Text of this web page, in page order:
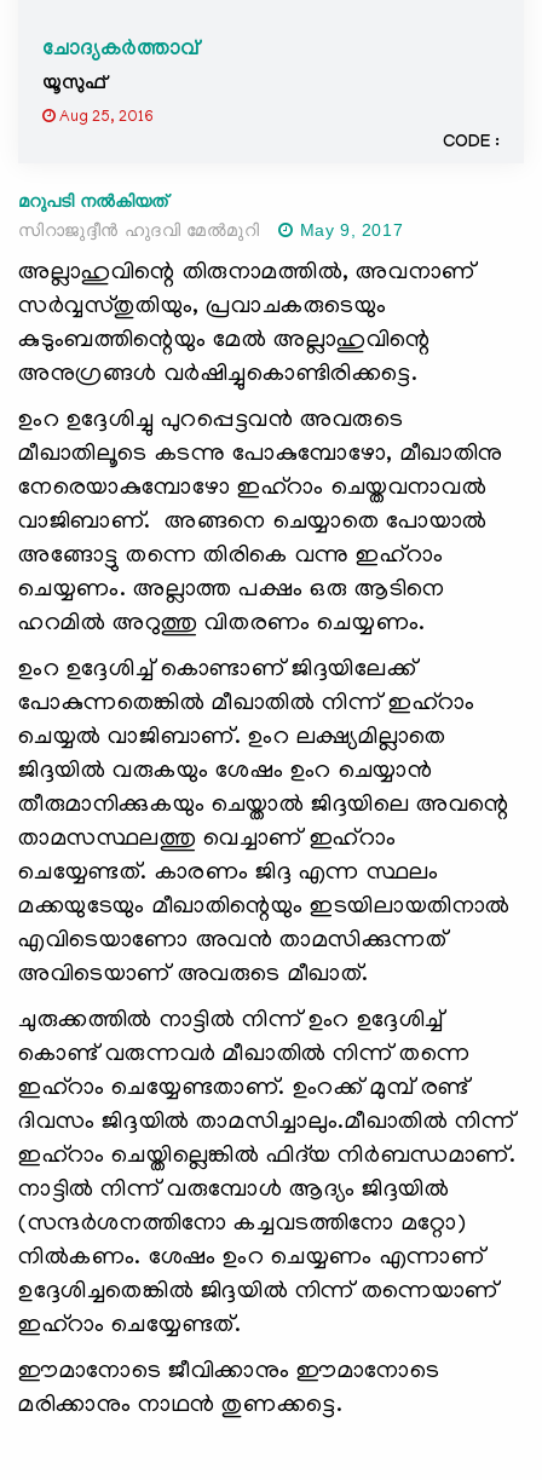
ചോദ്യകർത്താവ്
യൂസുഫ്
Aug 25, 2016
CODE :
മറുപടി നൽകിയത്
സിറാജുദ്ദീന്‍ ഹുദവി മേല്‍മുറി
May 9, 2017
അല്ലാഹുവിന്റെ തിരുനാമത്തില്‍, അവനാണ്
സര്‍വ്വസ്തുതിയും, പ്രവാചകരുടെയും
കുടുംബത്തിന്റെയും മേല്‍ അല്ലാഹുവിന്റെ
അനുഗ്രങ്ങള്‍ വര്‍ഷിച്ചുകൊണ്ടിരിക്കട്ടെ.
ഉംറ ഉദ്ദേശിച്ചു പുറപ്പെട്ടവന്‍ അവരുടെ
മീഖാതിലൂടെ കടന്നു പോകുമ്പോഴോ, മീഖാതിനു
നേരെയാകുമ്പോഴോ ഇഹ്റാം ചെയ്തവനാവല്‍
വാജിബാണ്. അങ്ങനെ ചെയ്യാതെ പോയാല്‍
അങ്ങോട്ടു തന്നെ തിരികെ വന്നു ഇഹ്റാം
ചെയ്യണം. അല്ലാത്ത പക്ഷം ഒരു ആടിനെ
ഹറമില്‍ അറുത്തു വിതരണം ചെയ്യണം.
ഉംറ ഉദ്ദേശിച്ച് കൊണ്ടാണ് ജിദ്ദയിലേക്ക്
പോകുന്നതെങ്കില്‍ മീഖാതില്‍ നിന്ന് ഇഹ്റാം
ചെയ്യല്‍ വാജിബാണ്. ഉംറ ലക്ഷ്യമില്ലാതെ
ജിദ്ദയില്‍ വരുകയും ശേഷം ഉംറ ചെയ്യാന്‍
തീരുമാനിക്കുകയും ചെയ്താല്‍ ജിദ്ദയിലെ അവന്റെ
താമസസ്ഥലത്തു വെച്ചാണ് ഇഹ്റാം
ചെയ്യേണ്ടത്. കാരണം ജിദ്ദ എന്ന സ്ഥലം
മക്കയുടേയും മീഖാതിന്റെയും ഇടയിലായതിനാല്‍
എവിടെയാണോ അവന്‍ താമസിക്കുന്നത്
അവിടെയാണ് അവരുടെ മീഖാത്.
ചുരുക്കത്തില്‍ നാട്ടില്‍ നിന്ന് ഉംറ ഉദ്ദേശിച്ച്
കൊണ്ട് വരുന്നവര്‍ മീഖാതില്‍ നിന്ന് തന്നെ
ഇഹ്റാം ചെയ്യേണ്ടതാണ്. ഉംറക്ക് മുമ്പ് രണ്ട്
ദിവസം ജിദ്ദയില്‍ താമസിച്ചാലും.മീഖാതില്‍ നിന്ന്
ഇഹ്റാം ചെയ്തില്ലെങ്കില്‍ ഫിദ്‍യ നിര്‍ബന്ധമാണ്.
നാട്ടില്‍ നിന്ന് വരുമ്പോള്‍ ആദ്യം ജിദ്ദയില്‍
(സന്ദര്‍ശനത്തിനോ കച്ചവടത്തിനോ മറ്റോ)
നില്‍കണം. ശേഷം ഉംറ ചെയ്യണം എന്നാണ്
ഉദ്ദേശിച്ചതെങ്കില്‍ ജിദ്ദയില്‍ നിന്ന് തന്നെയാണ്
ഇഹ്റാം ചെയ്യേണ്ടത്.
ഈമാനോടെ ജീവിക്കാനും ഈമാനോടെ
മരിക്കാനും നാഥന്‍ തുണക്കട്ടെ.